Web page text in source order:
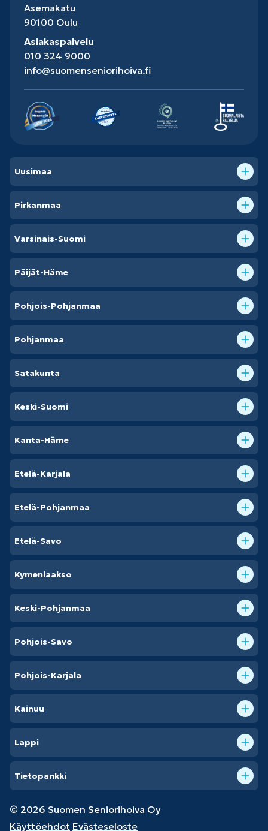
Asemakatu
90100 Oulu
Asiakaspalvelu
010 324 9000
info@suomenseniorihoiva.fi
Uusimaa
Pirkanmaa
Varsinais-Suomi
Päijät-Häme
Pohjois-Pohjanmaa
Pohjanmaa
Satakunta
Keski-Suomi
Kanta-Häme
Etelä-Karjala
Etelä-Pohjanmaa
Etelä-Savo
Kymenlaakso
Keski-Pohjanmaa
Pohjois-Savo
Pohjois-Karjala
Kainuu
Lappi
Tietopankki
© 2026 Suomen Seniorihoiva Oy
Käyttöehdot Evästeseloste